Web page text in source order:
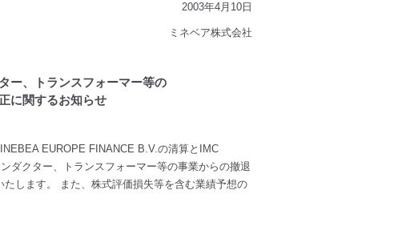
2003年4月10日
ミネベア株式会社
ー、トランスフォーマー等の
に関するお知らせ
EUROPE FINANCE B.V.の清算とIMC
ダクター、トランスフォーマー等の事業からの撤退
します。 また、株式評価損失等を含む業績予想の